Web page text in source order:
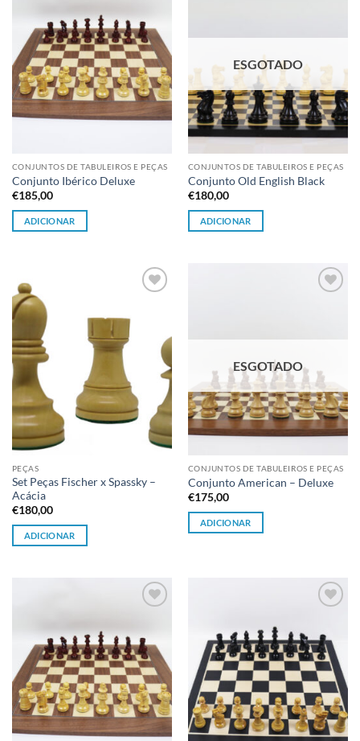
desejos
CONJUNTOS DE TABULEIROS E PEÇAS
Conjunto Ibérico Deluxe
€185,00
ADICIONAR
ESGOTADO
CONJUNTOS DE TABULEIROS E PEÇAS
Conjunto Old English Black
€180,00
ADICIONAR
desejos
PEÇAS
Set Peças Fischer x Spassky –
Acácia
€180,00
ADICIONAR
ESGOTADO
CONJUNTOS DE TABULEIROS E PEÇAS
Conjunto American – Deluxe
€175,00
ADICIONAR
desejos
desejos